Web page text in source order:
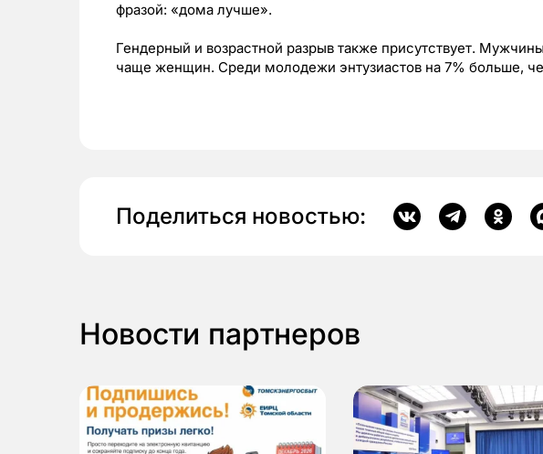
фразой: «дома лучше».
Гендерный и возрастной разрыв также присутствует.
чаще женщин. Среди молодежи энтузиастов на 7% больше,
Поделиться новостью:
Новости партнеров